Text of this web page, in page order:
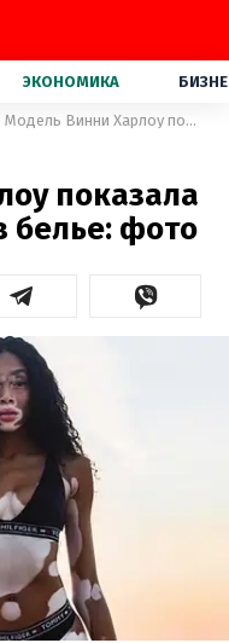
ЭКОНОМИКА
Модель Винни Харлоу показала стройную фигуру в белье: фото
показала
белье: фото